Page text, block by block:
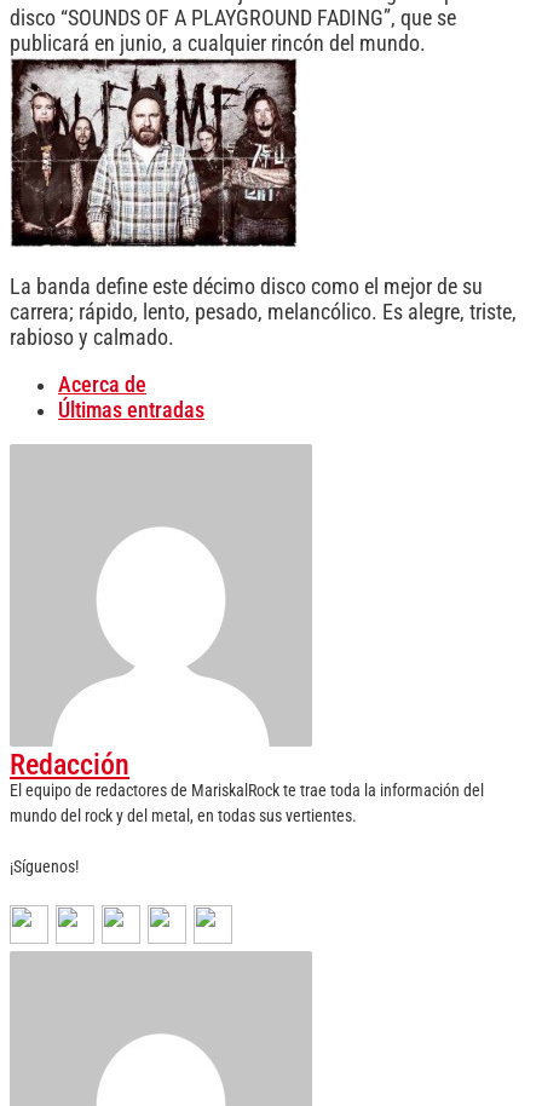
disco “SOUNDS OF A PLAYGROUND FADING”, que se
publicará en junio, a cualquier rincón del mundo.
La banda define este décimo disco como el mejor de su
carrera; rápido, lento, pesado, melancólico. Es alegre, triste,
rabioso y calmado.
Acerca de
Últimas entradas
Redacción
El equipo de redactores de MariskalRock te trae toda la información del
mundo del rock y del metal, en todas sus vertientes.
¡Síguenos!